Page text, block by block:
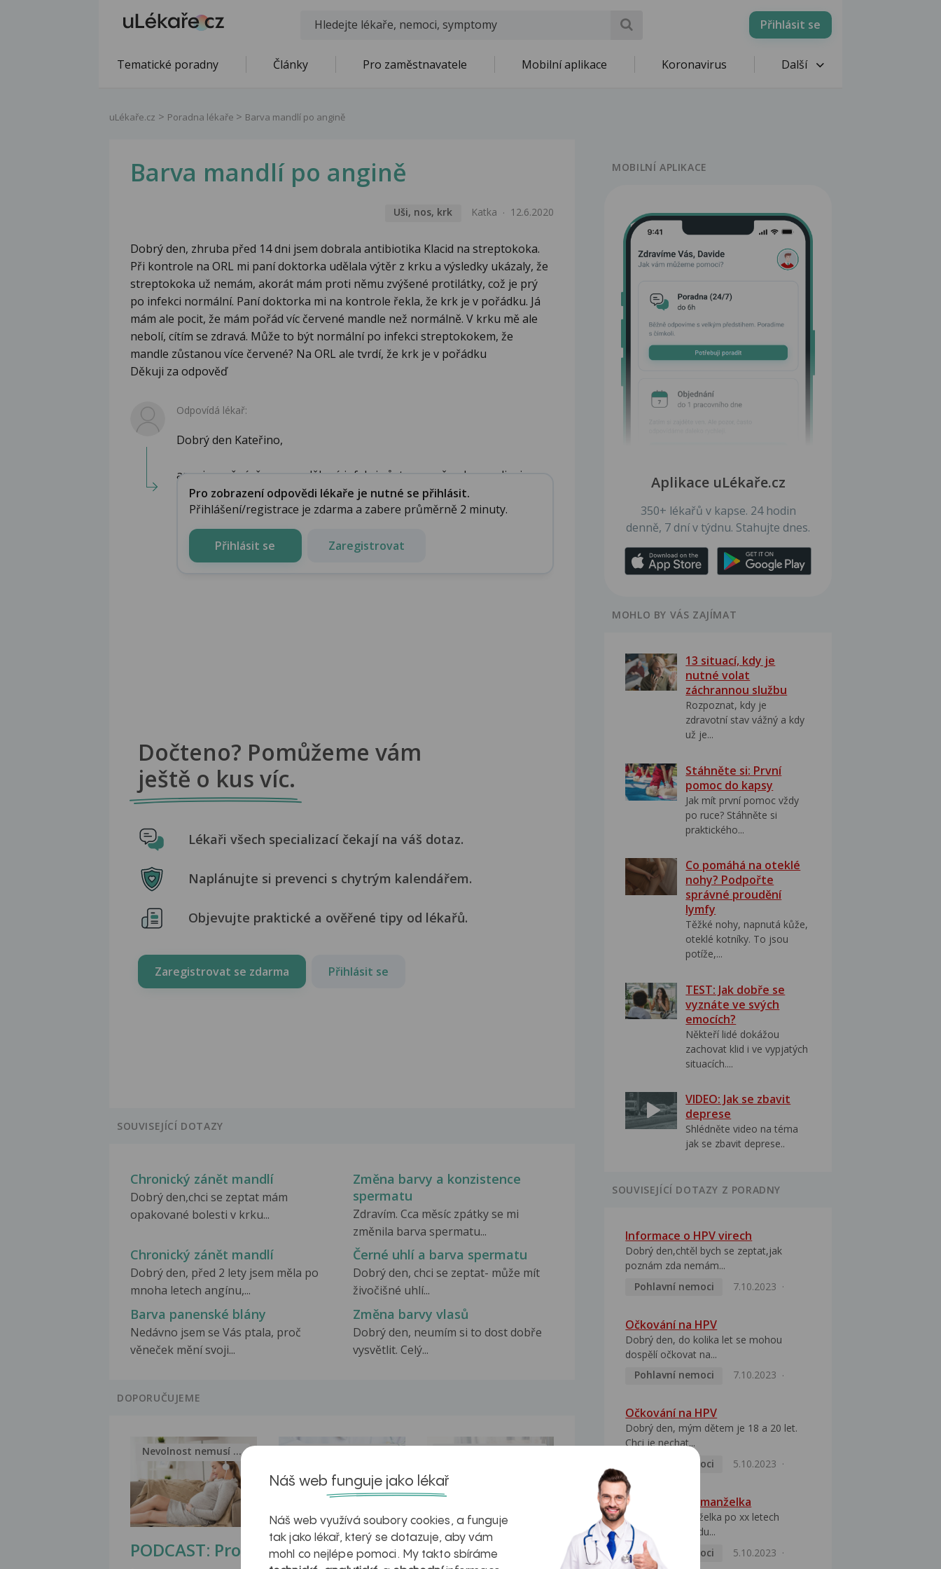
Přihlásit se
Tematické poradny Články Pro zaměstnavatele Mobilní aplikace Koronavirus Další
uLékaře.cz Poradna lékaře Barva mandlí po angině
Barva mandlí po angině
Uši, nos, krk Katka 12.6.2020
Dobrý den, zhruba před 14 dni jsem dobrala antibiotika Klacid na streptokoka.
Při kontrole na ORL mi paní doktorka udělala výtěr z krku a výsledky ukázaly, že
streptokoka už nemám, akorát mám proti němu zvýšené protilátky, což je prý
po infekci normální. Paní doktorka mi na kontrole řekla, že krk je v pořádku. Já
mám ale pocit, že mám pořád víc červené mandle než normálně. V krku mě ale
nebolí, cítím se zdravá. Může to být normální po infekci streptokokem, že
mandle zůstanou více červené? Na ORL ale tvrdí, že krk je v pořádku
Děkuji za odpověď
Odpovídá lékař:
Dobrý den Kateřino,
ano, je možné, že po prodělané infekci zůstane změna barvy sliznice....
Pro zobrazení odpovědi lékaře je nutné se přihlásit.
Přihlášení/registrace je zdarma a zabere průměrně 2 minuty.
Přihlásit se Zaregistrovat
Dočteno? Pomůžeme vám
ještě o kus víc.
Lékaři všech specializací čekají na váš dotaz.
Naplánujte si prevenci s chytrým kalendářem.
Objevujte praktické a ověřené tipy od lékařů.
Zaregistrovat se zdarma Přihlásit se
SOUVISEJÍCÍ DOTAZY
Chronický zánět mandlí
Dobrý den,chci se zeptat mám
opakované bolesti v krku...
Změna barvy a konzistence
spermatu
Zdravím. Cca měsíc zpátky se mi
změnila barva spermatu...
Chronický zánět mandlí
Dobrý den, před 2 lety jsem měla po
mnoha letech angínu,...
Černé uhlí a barva spermatu
Dobrý den, chci se zeptat- může mít
živočišné uhlí...
Barva panenské blány
Nedávno jsem se Vás ptala, proč
věneček mění svoji...
Změna barvy vlasů
Dobrý den, neumím si to dost dobře
vysvětlit. Celý...
DOPORUČUJEME
PODCAST: Proč
Nevolnost nemusí být nutnou...
Ztukovatění
Inovativní
MOBILNÍ APLIKACE
Aplikace uLékaře.cz
350+ lékařů v kapse. 24 hodin
denně, 7 dní v týdnu. Stahujte dnes.
MOHLO BY VÁS ZAJÍMAT
13 situací, kdy je
nutné volat
záchrannou službu
Rozpoznat, kdy je
zdravotní stav vážný a kdy
už je...
Stáhněte si: První
pomoc do kapsy
Jak mít první pomoc vždy
po ruce? Stáhněte si
praktického...
Co pomáhá na oteklé
nohy? Podpořte
správné proudění
lymfy
Těžké nohy, napnutá kůže,
oteklé kotníky. To jsou
potíže,...
TEST: Jak dobře se
vyznáte ve svých
emocích?
Někteří lidé dokážou
zachovat klid i ve vypjatých
situacích....
VIDEO: Jak se zbavit
deprese
Shlédněte video na téma
jak se zbavit deprese..
SOUVISEJÍCÍ DOTAZY Z PORADNY
Informace o HPV virech
Dobrý den,chtěl bych se zeptat,jak
poznám zda nemám...
Pohlavní nemoci
7.10.2023
Očkování na HPV
Dobrý den, do kolika let se mohou
dospělí očkovat na...
Pohlavní nemoci
7.10.2023
Očkování na HPV
Dobrý den, mým dětem je 18 a 20 let.
Chci je nechat...
Pohlavní nemoci
5.10.2023
HPV pozitivní manželka
Dobrý den, manželka po xx letech
přivezla z Východu...
Pohlavní nemoci
5.10.2023
Náš web funguje jako lékař
Náš web využívá soubory cookies, a funguje
tak jako lékař, který se dotazuje, aby vám
mohl co nejlépe pomoci. My takto sbíráme